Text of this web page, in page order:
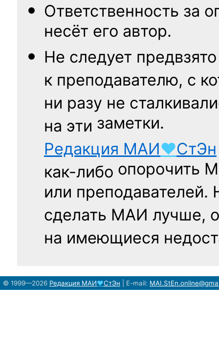
Ответственность за
несёт его автор.
Не следует
к преподавателю, с
ни разу не
на эти заметки.
Редакция МАИ♥СтЭн
как-либо опорочить
или
сделать МАИ лучше,
на имеющиеся
© 1999—2026 Редакция МАИ♥СтЭн E-mail: